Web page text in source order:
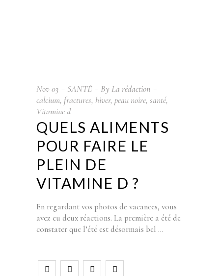
Nov03 SANTÉ By La rédaction
calcium, fractures, hiver, peau noire, santé,
Vitamine d
QUELS ALIMENTS
POUR FAIRE LE
PLEIN DE
VITAMINE D ?
En regardant vos photos de vacances, vous
avez eu deux réactions. La première a été de
constater que l’été est désormais bel